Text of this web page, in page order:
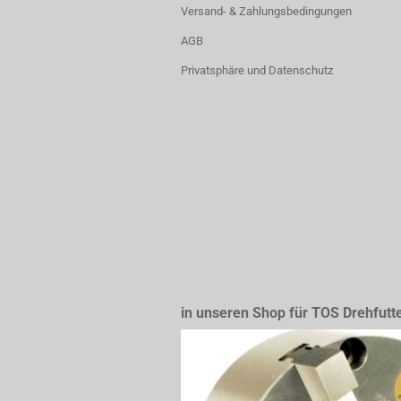
Versand- & Zahlungsbedingungen
AGB
Privatsphäre und Datenschutz
in unseren Shop für TOS